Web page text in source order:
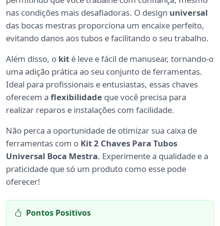
nas condições mais desafiadoras. O design universal
das bocas mestras proporciona um encaixe perfeito,
evitando danos aos tubos e facilitando o seu trabalho.
Além disso, o kit é leve e fácil de manusear, tornando-o
uma adição prática ao seu conjunto de ferramentas.
Ideal para profissionais e entusiastas, essas chaves
oferecem a flexibilidade que você precisa para
realizar reparos e instalações com facilidade.
Não perca a oportunidade de otimizar sua caixa de
ferramentas com o Kit 2 Chaves Para Tubos
Universal Boca Mestra. Experimente a qualidade e a
praticidade que só um produto como esse pode
oferecer!
Pontos Positivos